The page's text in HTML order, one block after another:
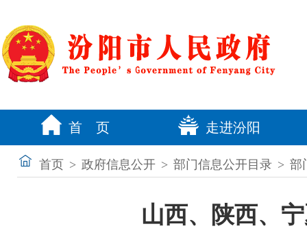
首 页 走进汾阳
首页 > 政府信息公开 > 部门信息公开目录 > 部
山西、陕西、